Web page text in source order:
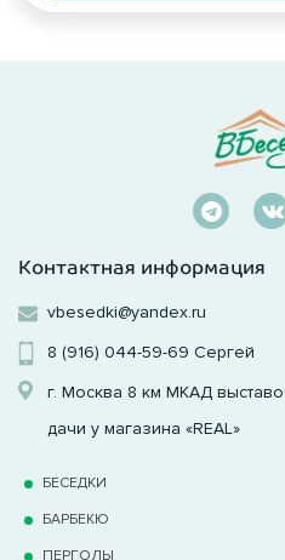
Контактная информация
vbesedki@yandex.ru
8 (916) 044-59-69 Сергей
г. Москва 8 км МКАД
дачи у магазина «REAL»
БЕСЕДКИ
БАРБЕКЮ
ПЕРГОЛЫ